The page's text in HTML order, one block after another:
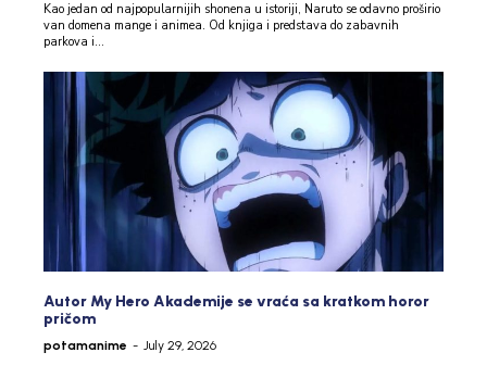
Kao jedan od najpopularnijih shonena u istoriji, Naruto se odavno proširio
van domena mange i animea. Od knjiga i predstava do zabavnih
parkova i...
Autor My Hero Akademije se vraća sa kratkom horor
pričom
potamanime - July 29, 2026